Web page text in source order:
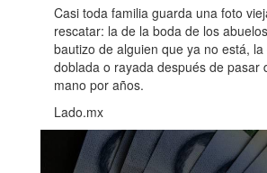
Casi toda familia guarda una foto
rescatar: la de la boda de los
bautizo de alguien que ya no está, la
doblada o rayada después de pasar
mano por años.
Lado.mx